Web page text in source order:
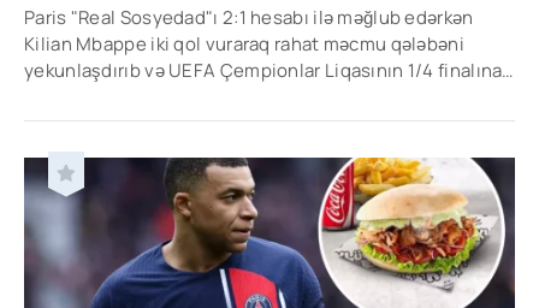
Paris "Real Sosyedad"ı 2:1 hesabı ilə məğlub edərkən
Kilian Mbappe iki qol vuraraq rahat məcmu qələbəni
yekunlaşdırıb və UEFA Çempionlar Liqasının 1/4 finalına